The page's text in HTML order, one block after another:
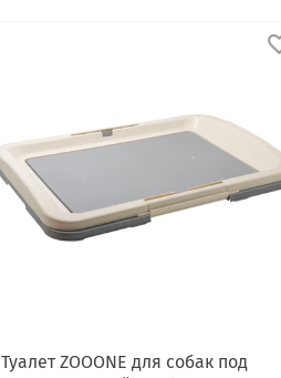
Туалет ZOOONE для собак под